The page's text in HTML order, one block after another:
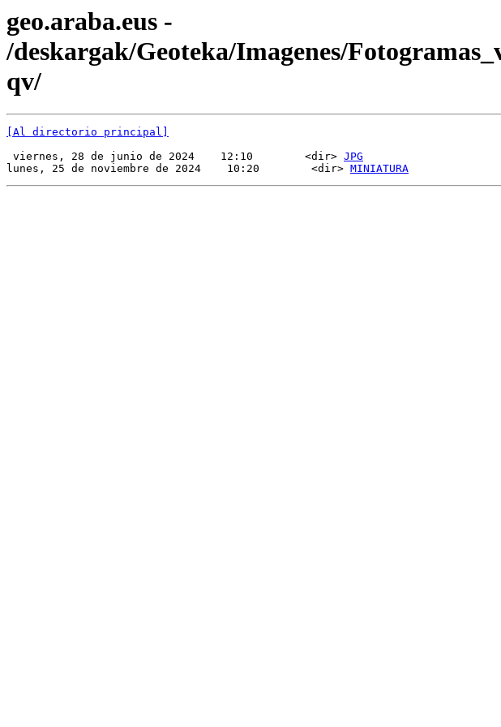
geo.araba.eus -
/deskargak/Geoteka/Imagenes/
qv/
[Al directorio principal]
viernes, 28 de junio de 2024    12:10        <dir> JPG
lunes, 25 de noviembre de 2024    10:20        <dir> MINIATURA